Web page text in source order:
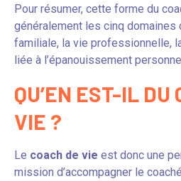
Pour résumer, cette forme du
généralement les cinq domaines
familiale, la vie professionnelle,
liée à l’épanouissement
QU’EN EST-IL DU
VIE ?
Le coach de vie est donc une
mission d’accompagner le